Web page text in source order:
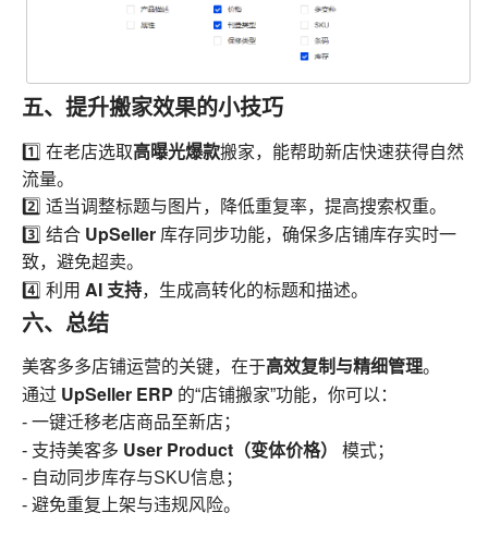
五、提升搬家效果的小技巧
1️⃣ 在老店选取高曝光爆款搬家，能帮助新店快速获得自然
流量。
2️⃣ 适当调整标题与图片，降低重复率，提高搜索权重。
3️⃣ 结合 UpSeller 库存同步功能，确保多店铺库存实时一
致，避免超卖。
4️⃣ 利用 AI 支持，生成高转化的标题和描述。
六、总结
美客多多店铺运营的关键，在于高效复制与精细管理。
通过 UpSeller ERP 的“店铺搬家”功能，你可以：
- 一键迁移老店商品至新店；
- 支持美客多 User Product（变体价格）
模式；
- 自动同步库存与SKU信息；
- 避免重复上架与违规风险。